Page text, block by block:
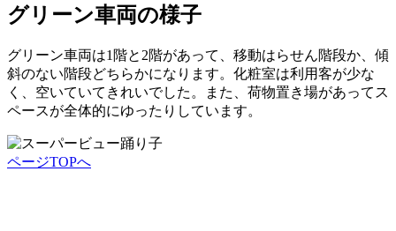
グリーン車両の様子
グリーン車両は1階と2階があって、移動はらせん階段か、傾
斜のない階段どちらかになります。化粧室は利用客が少な
く、空いていてきれいでした。また、荷物置き場があってス
ペースが全体的にゆったりしています。
ページTOPへ